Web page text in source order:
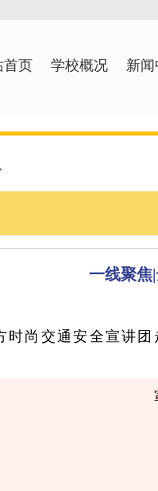
关
首页 学校概况 新
一线聚焦
尚交通安全宣讲